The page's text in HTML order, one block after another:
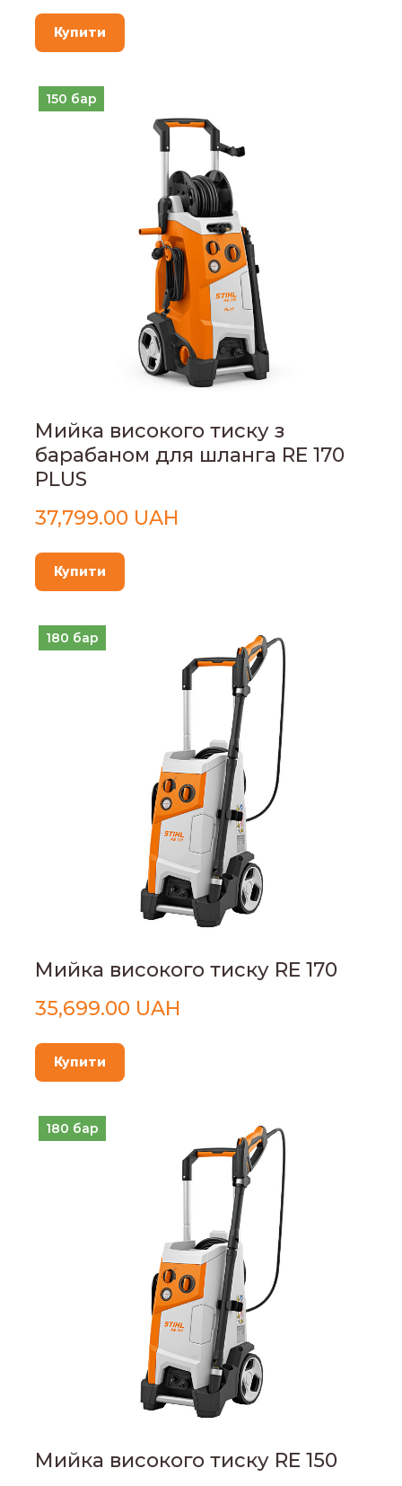
Купити
150 бар
Мийка високого тиску з
барабаном для шланга RE 170
PLUS
37,799.00 UAH
Купити
180 бар
Мийка високого тиску RE 170
35,699.00 UAH
Купити
180 бар
Мийка високого тиску RE 150